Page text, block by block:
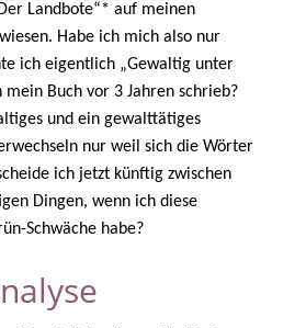
Landbote“* auf meinen
Habe ich mich also nur
ich eigentlich „Gewaltig unter
mein Buch vor 3 Jahren schrieb?
und ein gewalttätiges
nur weil sich die Wörter
ich jetzt künftig zwischen
Dingen, wenn ich diese
Schwäche habe?